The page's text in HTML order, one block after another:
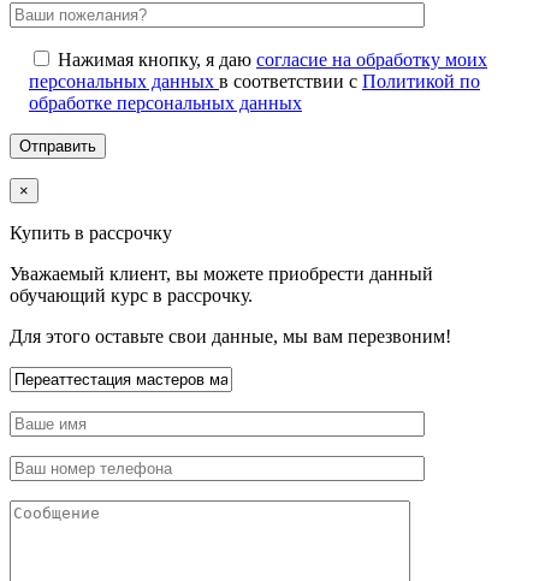
Нажимая кнопку, я даю согласие на обработку моих
персональных данных в соответствии с Политикой по
обработке персональных данных
×
Купить в рассрочку
Уважаемый клиент, вы можете приобрести данный
обучающий курс в рассрочку.
Для этого оставьте свои данные, мы вам перезвоним!